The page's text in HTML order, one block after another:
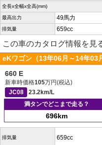
全長x全幅x全高(mm)
最高出力 49馬力
排気量 659cc
この車のカタログ情報を見
eKワゴン（13年06月～14年03
660 E
新車時価格105万円(税込)
JC08
23.2km/L
満タンでどこまで走る？
696km
排気量 659cc